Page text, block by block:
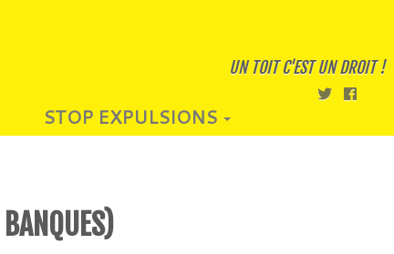
UN TOIT C'EST UN DROIT !
STOP EXPULSIONS